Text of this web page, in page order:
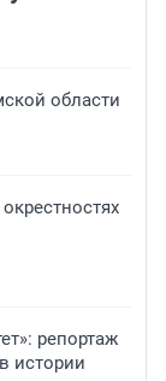
области
репортаж
истории